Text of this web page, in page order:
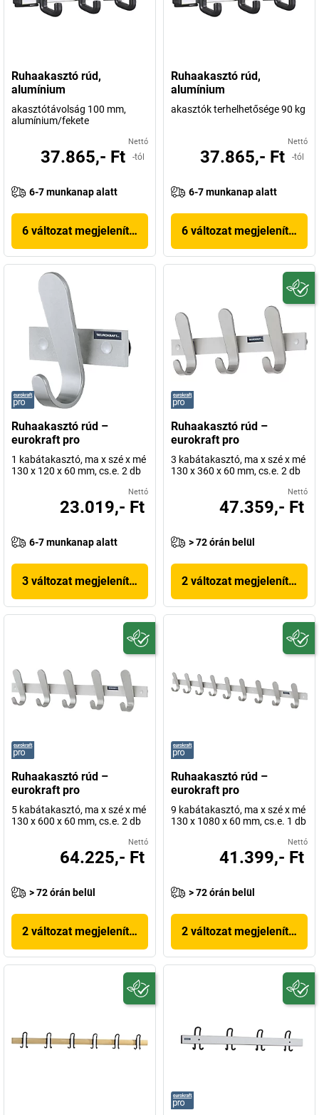
Ruhaakasztó rúd,
alumínium
akasztótávolság 100 mm,
alumínium/fekete
Nettó
37.865,- Ft -tól
6-7 munkanap alatt
6 változat megjelenítése
Ruhaakasztó rúd,
alumínium
akasztók terhelhetősége 90 kg
Nettó
37.865,- Ft -tól
6-7 munkanap alatt
6 változat megjelenítése
Ruhaakasztó rúd –
eurokraft pro
1 kabátakasztó, ma x szé x mé
130 x 120 x 60 mm, cs.e. 2 db
Nettó
23.019,- Ft
6-7 munkanap alatt
3 változat megjelenítése
Ruhaakasztó rúd –
eurokraft pro
3 kabátakasztó, ma x szé x mé
130 x 360 x 60 mm, cs.e. 2 db
Nettó
47.359,- Ft
> 72 órán belül
2 változat megjelenítése
Ruhaakasztó rúd –
eurokraft pro
5 kabátakasztó, ma x szé x mé
130 x 600 x 60 mm, cs.e. 2 db
Nettó
64.225,- Ft
> 72 órán belül
2 változat megjelenítése
Ruhaakasztó rúd –
eurokraft pro
9 kabátakasztó, ma x szé x mé
130 x 1080 x 60 mm, cs.e. 1 db
Nettó
41.399,- Ft
> 72 órán belül
2 változat megjelenítése